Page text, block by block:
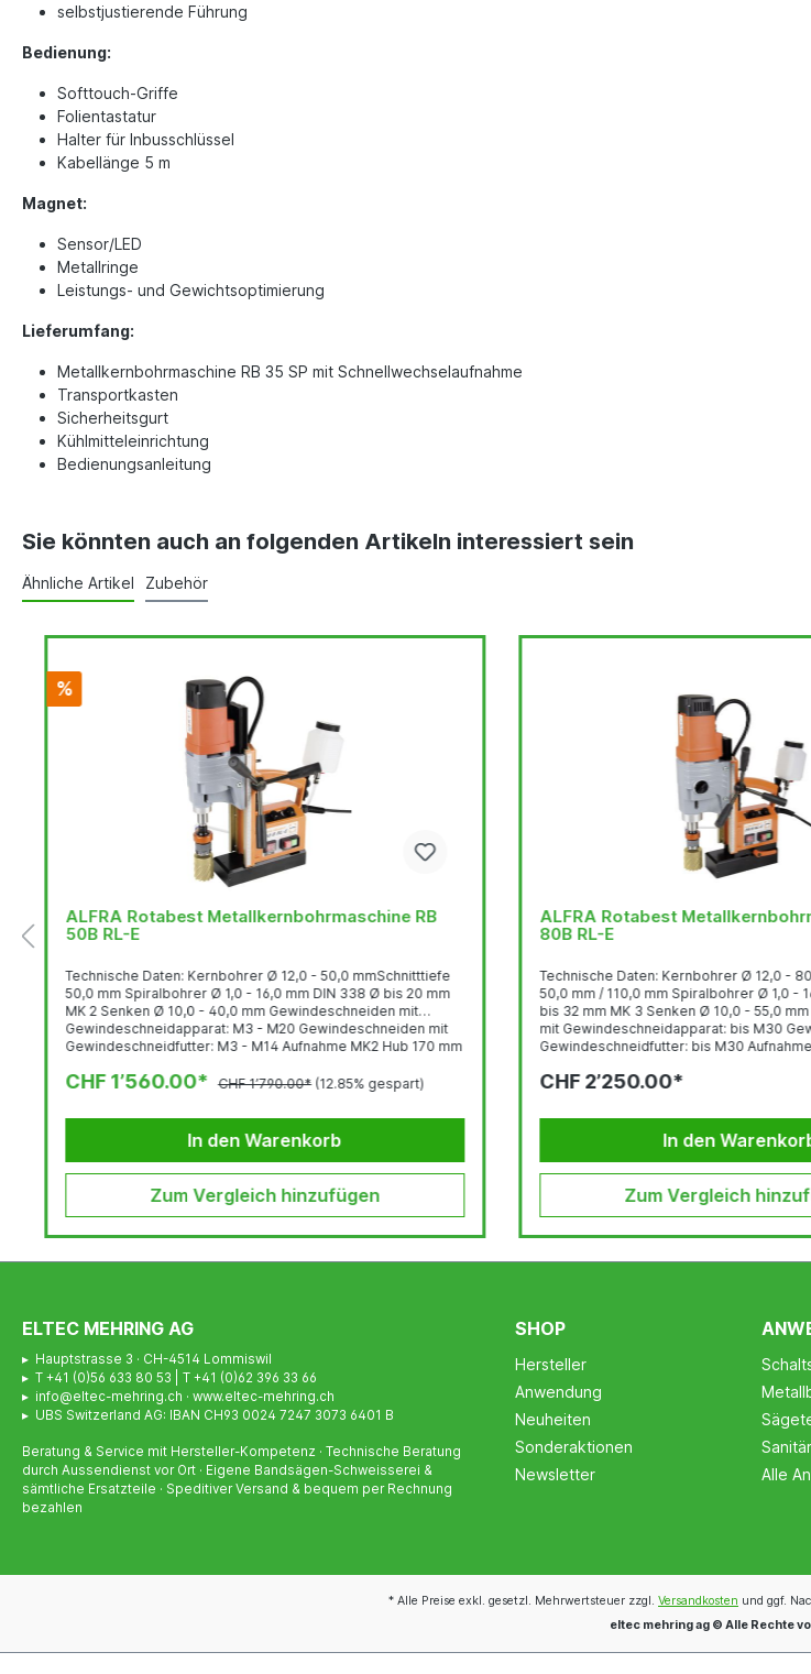
selbstjustierende Führung
Bedienung:
Softtouch-Griffe
Folientastatur
Halter für Inbusschlüssel
Kabellänge 5 m
Magnet:
Sensor/LED
Metallringe
Leistungs- und Gewichtsoptimierung
Lieferumfang:
Metallkernbohrmaschine RB 35 SP mit Schnellwechselaufnahme
Transportkasten
Sicherheitsgurt
Kühlmitteleinrichtung
Bedienungsanleitung
Sie könnten auch an folgenden Artikeln interessiert sein
Ähnliche Artikel Zubehör
%
ALFRA Rotabest Metallkernbohrmaschine RB
50B RL-E
Technische Daten: Kernbohrer Ø 12,0 - 50,0 mmSchnitttiefe
50,0 mm Spiralbohrer Ø 1,0 - 16,0 mm DIN 338 Ø bis 20 mm
MK 2 Senken Ø 10,0 - 40,0 mm Gewindeschneiden mit
Gewindeschneidapparat: M3 - M20 Gewindeschneiden mit
Gewindeschneidfutter: M3 - M14 Aufnahme MK2 Hub 170 mm
Stufe 100-250 U/min. 2. Stufe 180-450 U/min.
CHF 1’560.00* CHF 1’790.00* (12.85% gespart)
In den Warenkorb
Zum Vergleich hinzufügen
ALFRA Rotabest
80B RL-E
Technische Daten: Kernbohrer Ø 12,0 - 80,0 mm Schnitttiefe
50,0 mm / 110,0 mm Spiralbohrer Ø 1,0 -
bis 32 mm MK 3 Senken Ø 10,0 - 55,0
mit Gewindeschneidapparat: bis M30
Gewindeschneidfutter: bis M30
Stufe 50-110 U/min. 2. Stufe 75-175 U/min.
CHF 2’250.00*
In den
Zum Vergleich
ELTEC MEHRING AG
▸ Hauptstrasse 3 · CH-4514 Lommiswil
▸ T +41 (0)56 633 80 53 | T +41 (0)62 396 33 66
▸ info@eltec-mehring.ch · www.eltec-mehring.ch
▸ UBS Switzerland AG: IBAN CH93 0024 7247 3073 6401 B
Beratung & Service mit Hersteller-Kompetenz · Technische Beratung
durch Aussendienst vor Ort · Eigene Bandsägen-Schweisserei &
sämtliche Ersatzteile · Speditiver Versand & bequem per Rechnung
bezahlen
SHOP
Hersteller
Anwendung
Neuheiten
Sonderaktionen
Newsletter
Sanitär
Alle
* Alle Preise exkl. gesetzl. Mehrwertsteuer zzgl. Versandkosten und ggf.
eltec mehring ag © Alle Rechte